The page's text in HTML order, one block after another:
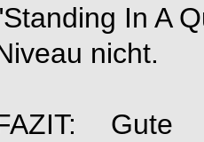
In A
nicht.
Gute